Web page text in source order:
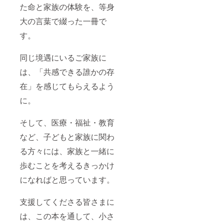
た命と家族の体験を、等身
大の言葉で綴った一冊で
す。
同じ境遇にいるご家族に
は、「共感できる誰かの存
在」を感じてもらえるよう
に。
そして、医療・福祉・教育
など、子どもと家族に関わ
る方々には、家族と一緒に
歩むことを考えるきっかけ
になればと思っています。
支援してくださる皆さまに
は、この本を通して、小さ